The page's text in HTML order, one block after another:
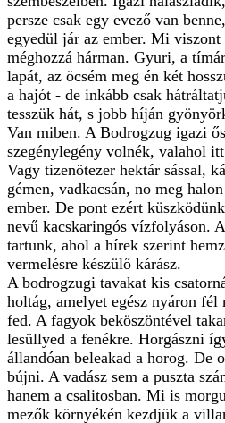
persze csak egy evező van
egyedül jár az ember. Mi viszont
méghozzá hárman. Gyuri, a
lapát, az öcsém meg én két
a hajót - de inkább csak
tesszük hát, s jobb híján
Van miben. A Bodrogzug igazi
szegénylegény volnék, valahol
Vagy tizenötezer hektár sással,
gémen, vadkacsán, no meg
ember. De pont ezért
nevű kacskaringós vízfolyáson.
tartunk, ahol a hírek szerint
vermelésre készülő kárász.
A bodrogzugi tavakat kis
holtág, amelyet egész nyáron fél
fed. A fagyok beköszöntével
lesüllyed a fenékre. Horgászni
állandóan beleakad a horog. De
bújni. A vadász sem a puszta
hanem a csalitosban. Mi is
mezők környékén kezdjük a